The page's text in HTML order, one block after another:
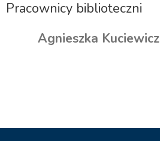
Pracownicy biblioteczni
Agnieszka Kuciewicz